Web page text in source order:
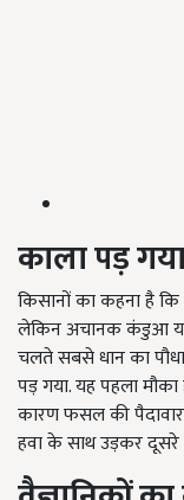
कालापड़
किसानों का कहना है कि
लेकिन अचानक कंडुआ या
चलते सबसे धान का
पड़ गया. यह पहला
कारण फसल की
हवा के साथ उड़कर